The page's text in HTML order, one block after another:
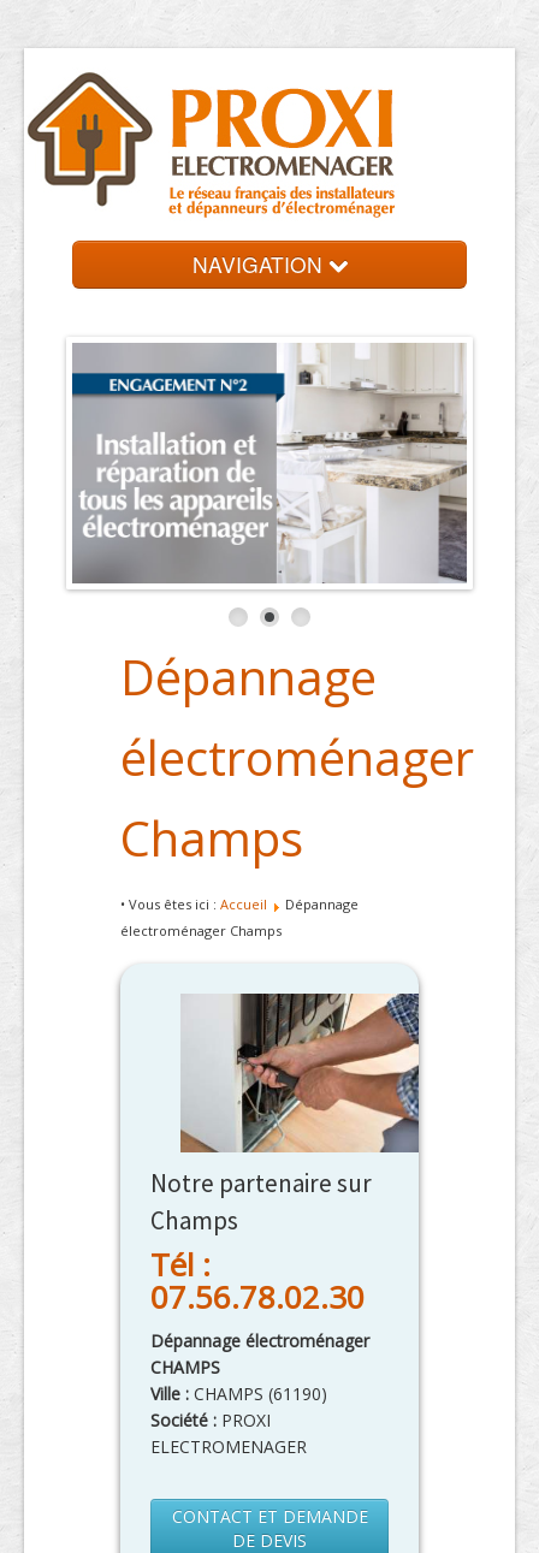
NAVIGATION
Dépannage
électroménager
Champs
• Vous êtes ici : Accueil
Dépannage
électroménager Champs
Notre partenaire sur
Champs
Tél :
07.56.78.02.30
Dépannage électroménager
CHAMPS
Ville : CHAMPS (61190)
Société : PROXI
ELECTROMENAGER
CONTACT ET DEMANDE
DE DEVIS